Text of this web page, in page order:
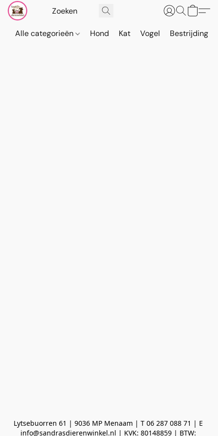
Alle categorieën Hond Kat Vogel Bestrijding
Lytsebuorren 61 | 9036 MP Menaam | T 06 287 088 71 | E
info@sandrasdierenwinkel.nl | KVK: 80148859 | BTW: